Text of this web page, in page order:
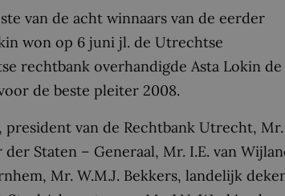
van de acht winnaars van de eerder
won op 6 juni jl. de Utrechtse
rechtbank overhandigde Asta Lokin de
de beste pleiter 2008.
van de Rechtbank Utrecht, Mr.
Staten – Generaal, Mr. I.E. van
Mr. W.M.J. Bekkers, landelijk